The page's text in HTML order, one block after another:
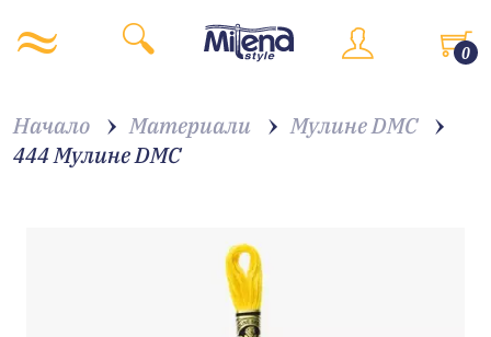
0
Начало Материали
Мулине DMC
444 Мулине DMC